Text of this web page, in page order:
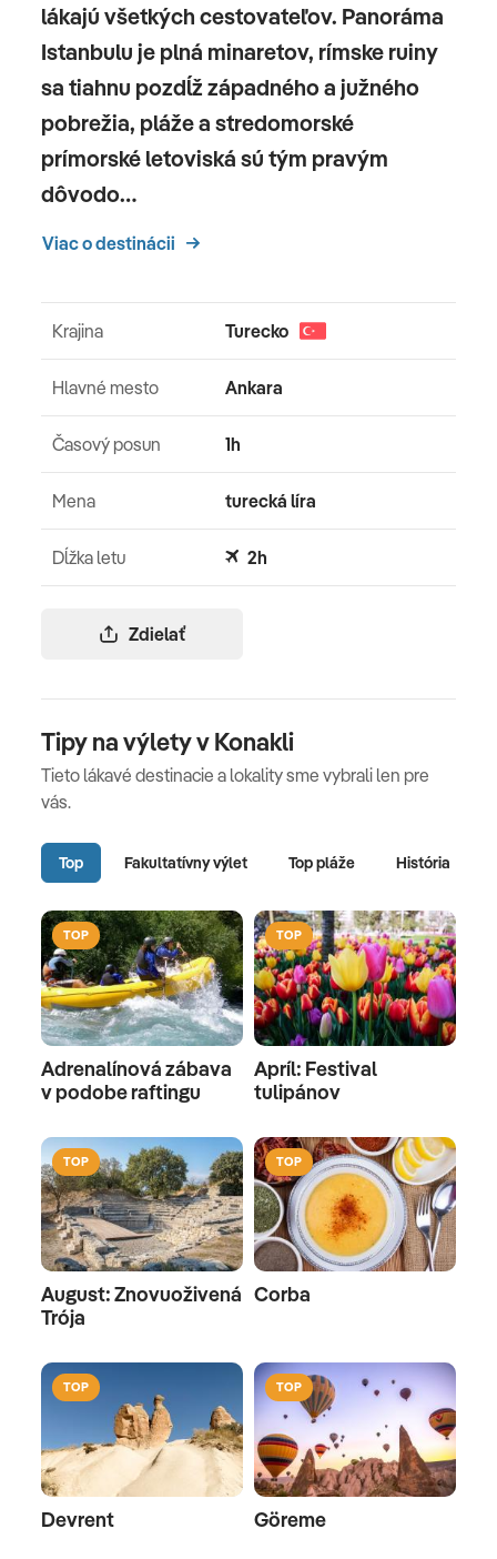
lákajú všetkých cestovateľov. Panoráma
Istanbulu je plná minaretov, rímske ruiny
sa tiahnu pozdĺž západného a južného
pobrežia, pláže a stredomorské
prímorské letoviská sú tým pravým
dôvodo…
Viac o destinácii
Zdielať
Krajina Turecko
Hlavné mesto Ankara
Časový posun 1h
Mena turecká líra
Dĺžka letu 2h
Tipy na výlety v Konakli
Tieto lákavé destinacie a lokality sme vybrali len pre
vás.
Top Fakultatívny výlet Top pláže História
TOP
Adrenalínová zábava
v podobe raftingu
TOP
Apríl: Festival
tulipánov
TOP
August: Znovuoživená
Trója
TOP
Corba
TOP
Devrent
TOP
Göreme